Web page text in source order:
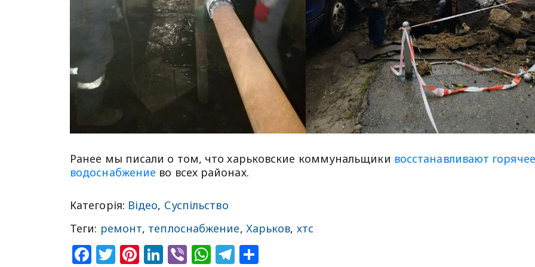
Ранее мы писали о том, что харьковские коммунальщики восстанавливают горячее
водоснабжение во всех районах.
Категорія: Відео, Суспільство
Теги: ремонт, теплоснабжение, Харьков, хтс
Facebook
Twitter
Pinterest
LinkedIn
ViberWhatsApp
Telegram